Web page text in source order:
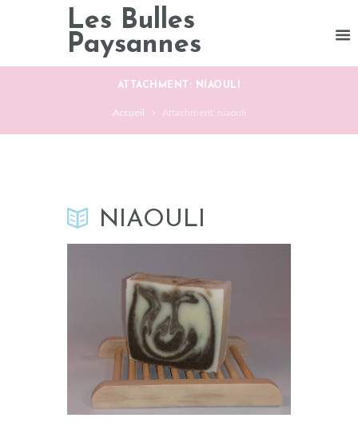
Les Bulles
Paysannes
ATTACHMENT: NIAOULI
Accueil Attachment: niaouli
NIAOULI